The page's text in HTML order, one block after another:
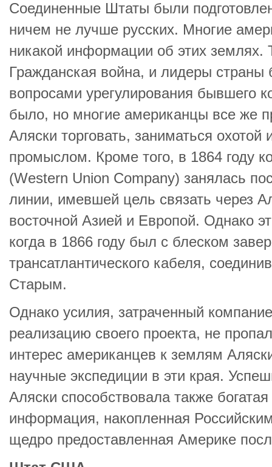
Соединенные Штаты были
ничем не лучше русских. Многие
никакой информации об этих землях.
Гражданская война, и лидеры
вопросами урегулирования бывшего
было, но многие американцы все же
Аляски торговать, заниматься
промыслом. Кроме того, в 1864 году
(Western Union Company) занялась
линии, имевшей цель связать через
восточной Азией и Европой. Однако
когда в 1866 году был с блеском
трансатлантического кабеля,
Старым.
Однако усилия, затраченный
реализацию своего проекта, не
интерес американцев к землям
научные экспедиции в эти края.
Аляски способствовала также
информация, накопленная
щедро предоставленная Америке